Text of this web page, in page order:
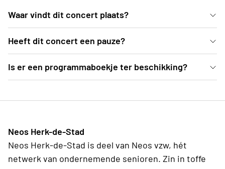
Waar vindt dit concert plaats?
In de mooie blauwe zaal van deSingel kan je vanuit
comfortabele zetels genieten van dit Weense
concert.
Heeft dit concert een pauze?
Ja, er is een pauze voorzien van een 25-tal minuten
Is er een programmaboekje ter beschikking?
Neos Herk-de-Stad
Neos Herk-de-Stad is deel van Neos vzw, hét
netwerk van ondernemende senioren. Zin in toffe